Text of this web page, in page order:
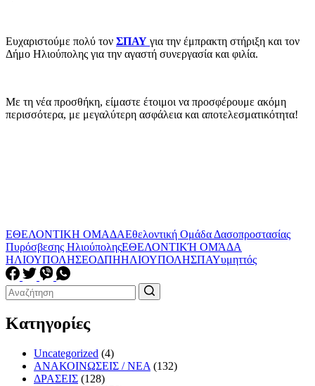
Ευχαριστούμε πολύ τον ΣΠΑΥ για την έμπρακτη στήριξη και τον
Δήμο Ηλιούπολης για την αγαστή συνεργασία και φιλία.
Με τη νέα προσθήκη, είμαστε έτοιμοι να προσφέρουμε ακόμη
περισσότερα, με μεγαλύτερη ασφάλεια και αποτελεσματικότητα!
ΕΘΕΛΟΝΤΙΚΗ ΟΜΑΔΑΕθελοντική Ομάδα Δασοπροστασίας
Πυρόσβεσης ΗλιούποληςΕΘΕΛΟΝΤΙΚΉ ΟΜΆΔΑ
ΗΛΙΟΥΠΟΛΗΣΕΟΔΠΗΗΛΙΟΥΠΟΛΗΣΠΑΥυμηττός
Κατηγορίες
Uncategorized (4)
ΑΝΑΚΟΙΝΩΣΕΙΣ / ΝΕΑ (132)
ΔΡΑΣΕΙΣ (128)